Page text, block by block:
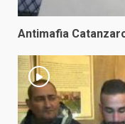
Antimafia